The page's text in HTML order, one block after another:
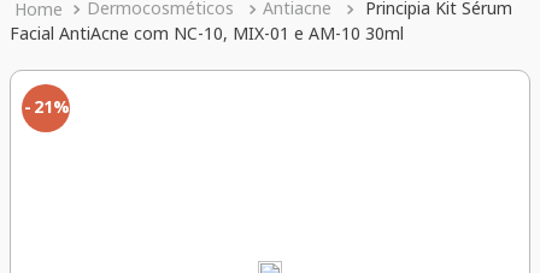
Dermocosméticos Antiacne
Principia Kit Sérum
Facial AntiAcne com NC-10, MIX-01 e AM-10 30ml
21%